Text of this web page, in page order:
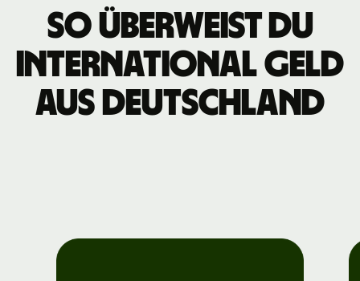
So überweist du
international Geld
aus Deutschland